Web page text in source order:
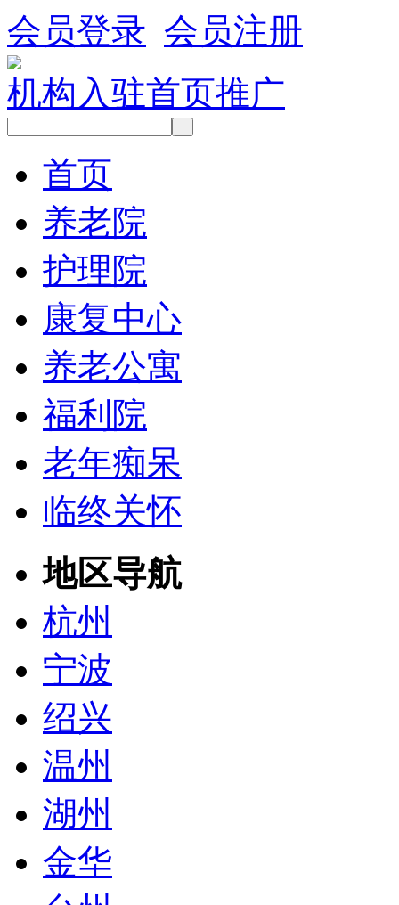
会员登录 会员注册
机构入驻首页推广
首页
养老院
护理院
康复中心
养老公寓
福利院
老年痴呆
临终关怀
地区导航
杭州
宁波
绍兴
温州
湖州
金华